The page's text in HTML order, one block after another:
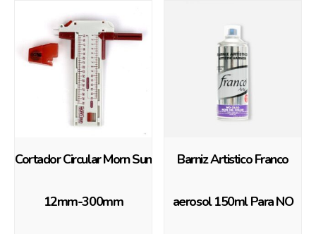
Cortador Circular Morn Sun
12mm-300mm
Barniz Artistico Franco
aerosol 150ml Para NO